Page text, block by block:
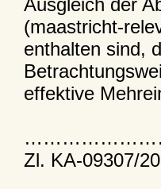
(maastricht-
enthalten sind,
effektive
Zl. KA-09307/